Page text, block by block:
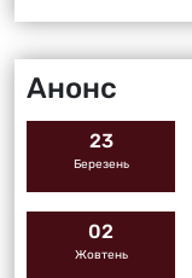
Анонс
23
Березень
02
Жовтень